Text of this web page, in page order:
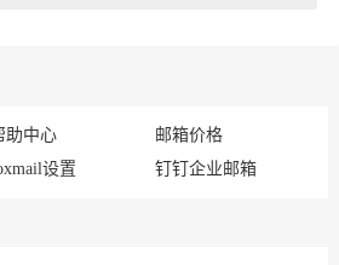
助中心
邮箱价格
设置 钉钉企业邮箱